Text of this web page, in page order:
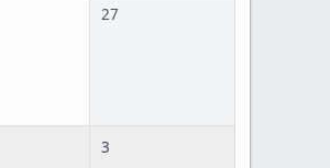
27
3